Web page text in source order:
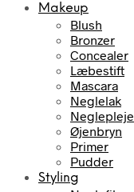
Makeup
Blush
Bronzer
Concealer
Læbestift
Mascara
Neglelak
Neglepleje
Øjenbryn
Primer
Pudder
Styling